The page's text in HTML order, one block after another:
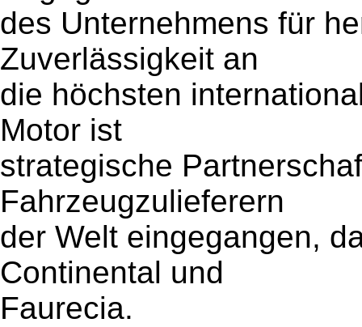
des Unternehmens für
Zuverlässigkeit an
die höchsten
Motor ist
strategische
Fahrzeugzulieferern
der Welt eingegangen,
Continental und
Faurecia.